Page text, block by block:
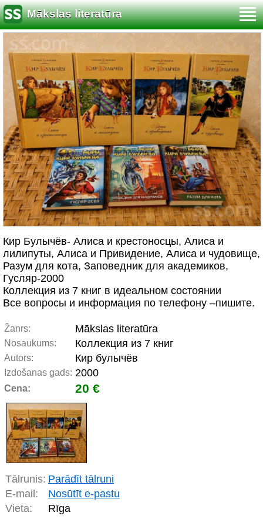
Mākslas literatūra
Кир Булычёв- Алиса и крестоносцы, Алиса и
лилипуты, Алиса и Привидение, Алиса и чудовище,
Разум для кота, Заповедник для академиков,
Гусляр-2000
Коллекция из 7 книг в идеальном состоянии
Все вопросы и информация по телефону –пишите.
Žanrs: Mākslas literatūra
Nosaukums: Коллекция из 7 книг
Autors: Кир булычёв
Izdošanas gads: 2000
Cena: 20 €
Tālrunis: Parādīt tālruni
E-mail:
Nosūtīt e-pastu
Vieta:
Rīga